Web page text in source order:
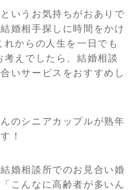
いうお気持ちがおありで
婚相手探しに時間をかけ
れからの人生を一日でも
考えでしたら、結婚相談
いサービスをおすすめし
のシニアカップルが熟年
！
婚相談所でのお見合い婚
こんなに高齢者が多いん